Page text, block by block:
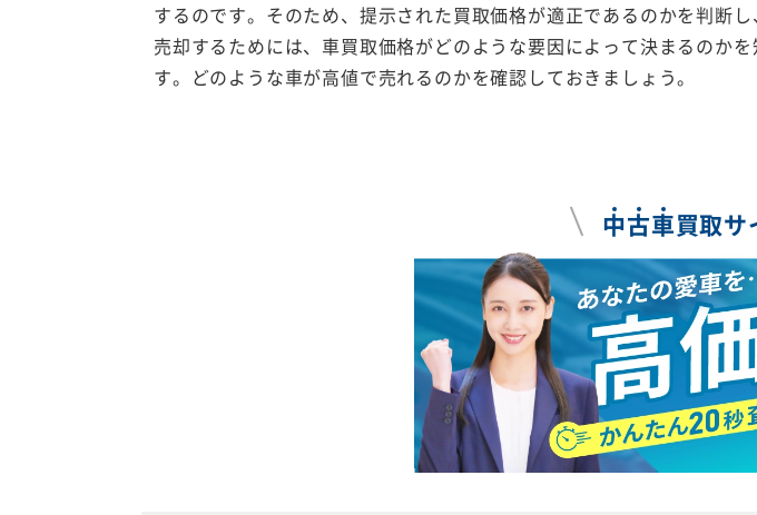
するのです。そのため、提示された買取価格が適正であるのかを判断
売却するためには、車買取価格がどのような要因によって決まるのか
す。どのような車が高値で売れるのかを確認しておきましょう。
中古車買取サ